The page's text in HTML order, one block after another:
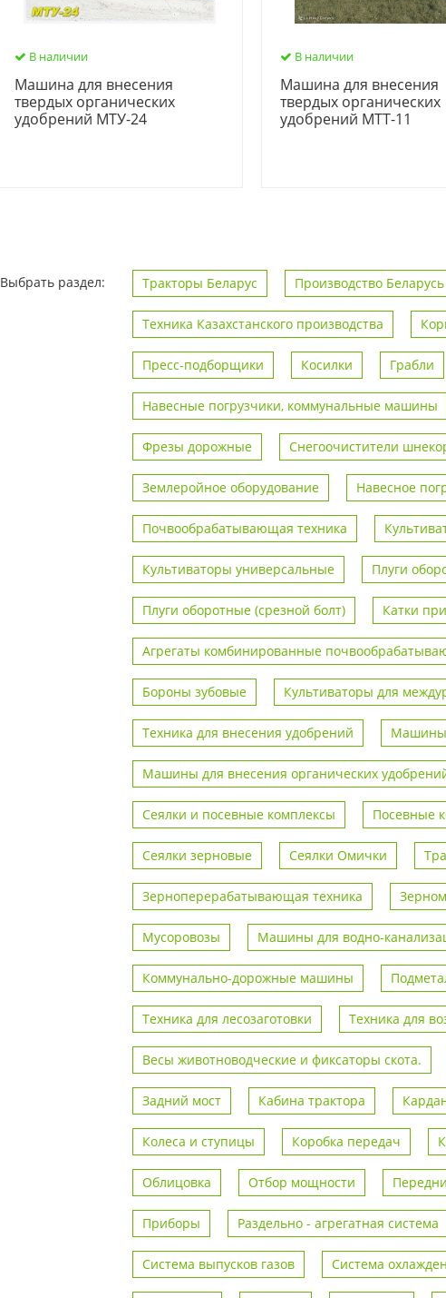
В наличии
Машина для внесения
твердых органических
удобрений МТУ-24
В наличии
Машина для внесения
твердых органических
удобрений МТТ-11
Выбрать раздел: Тракторы Беларус Производство Беларусь
Техника Казахстанского производства
Пресс-подборщики Косилки Грабли
Навесные погрузчики, коммунальные машины
Фрезы дорожные Снегоочистители
Землеройное оборудование Навесное
Почвообрабатывающая техника
Культиваторы универсальные Плуги
Плуги оборотные (срезной болт) Катки
Агрегаты комбинированные
Бороны зубовые Культиваторы для
Техника для внесения удобрений Машины
Машины для внесения органических
Сеялки и посевные комплексы Посевные
Сеялки зерновые Сеялки Омички
Зерноперерабатывающая техника
Мусоровозы Машины для водно-
Коммунально-дорожные машины
Техника для лесозаготовки Техника для
Весы животноводческие и фиксаторы скота.
Задний мост Кабина трактора
Колеса и ступицы Коробка передач
Облицовка Отбор мощности
Приборы Раздельно - агрегатная система
Система выпусков газов Система